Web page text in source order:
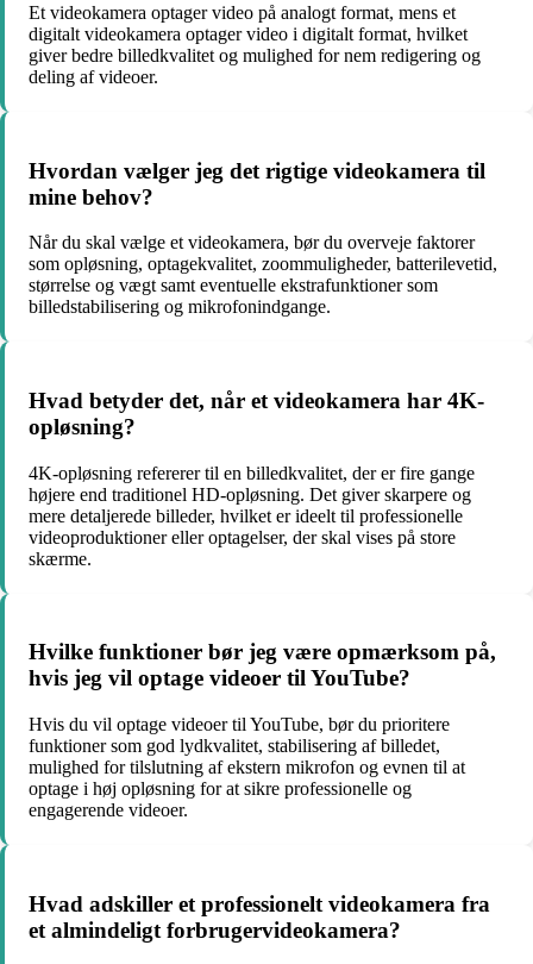
Et videokamera optager video på analogt format, mens et
digitalt videokamera optager video i digitalt format, hvilket
giver bedre billedkvalitet og mulighed for nem redigering og
deling af videoer.
Hvordan vælger jeg det rigtige videokamera til
mine behov?
Når du skal vælge et videokamera, bør du overveje faktorer
som opløsning, optagekvalitet, zoommuligheder, batterilevetid,
størrelse og vægt samt eventuelle ekstrafunktioner som
billedstabilisering og mikrofonindgange.
Hvad betyder det, når et videokamera har 4K-
opløsning?
4K-opløsning refererer til en billedkvalitet, der er fire gange
højere end traditionel HD-opløsning. Det giver skarpere og
mere detaljerede billeder, hvilket er ideelt til professionelle
videoproduktioner eller optagelser, der skal vises på store
skærme.
Hvilke funktioner bør jeg være opmærksom på,
hvis jeg vil optage videoer til YouTube?
Hvis du vil optage videoer til YouTube, bør du prioritere
funktioner som god lydkvalitet, stabilisering af billedet,
mulighed for tilslutning af ekstern mikrofon og evnen til at
optage i høj opløsning for at sikre professionelle og
engagerende videoer.
Hvad adskiller et professionelt videokamera fra
et almindeligt forbrugervideokamera?